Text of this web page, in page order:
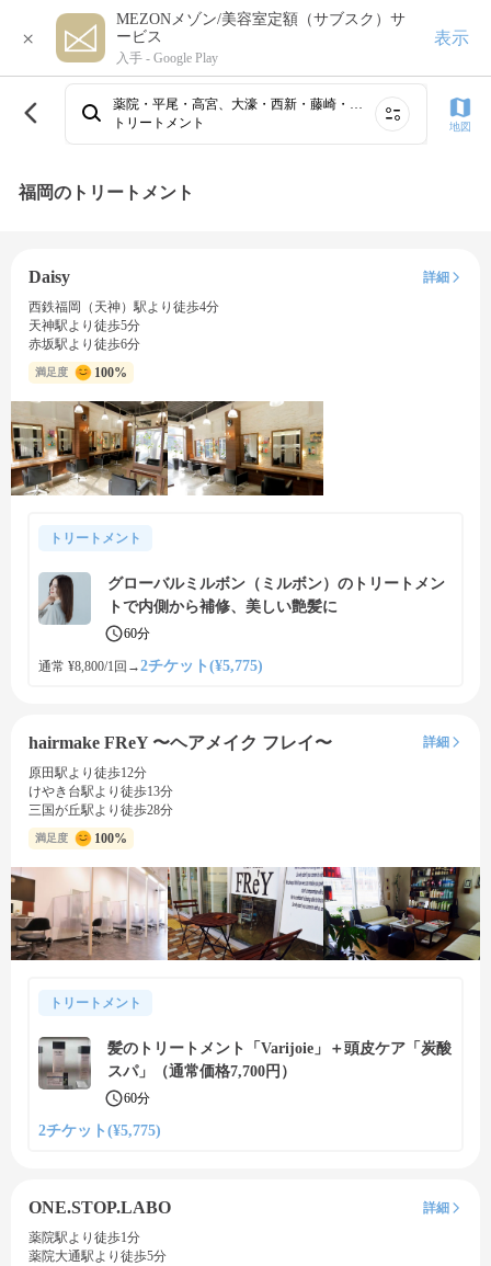
×
MEZONメゾン/美容室定額（サブスク）サ
ービス
入手 - Google Play
表示
トリートメント
地図
福岡のトリートメント
Daisy
詳細
西鉄福岡（天神）駅より徒歩4分
天神駅より徒歩5分
赤坂駅より徒歩6分
満足度 100%
トリートメント
グローバルミルボン（ミルボン）のトリートメン
トで内側から補修、美しい艶髪に
60分
通常 ¥8,800/1回 →2チケット(¥5,775)
hairmake FReY 〜ヘアメイク フレイ〜
詳細
原田駅より徒歩12分
けやき台駅より徒歩13分
三国が丘駅より徒歩28分
満足度 100%
トリートメント
髪のトリートメント「Varijoie」＋頭皮ケア「炭酸
スパ」（通常価格7,700円）
60分
2チケット(¥5,775)
ONE.STOP.LABO
詳細
薬院駅より徒歩1分
薬院大通駅より徒歩5分